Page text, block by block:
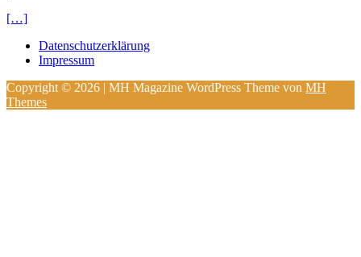
[…]
Datenschutzerklärung
Impressum
Copyright © 2026 | MH Magazine WordPress Theme von MH
Themes